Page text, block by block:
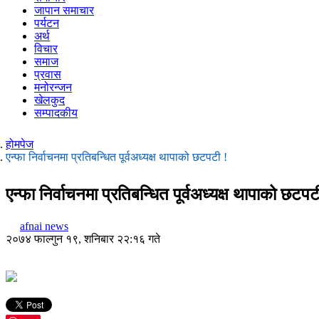
जापान समाचार
पर्यटन
अर्थ
विचार
समाज
प्रवास
मनोरन्जन
खेलकुद
सम्पादकीय
होमपेज
एन्फा निर्वाचनमा प्रतिबन्धित पूर्वअध्यक्ष थापाको छटपटी !
एन्फा निर्वाचनमा प्रतिबन्धित पूर्वअध्यक्ष थापाको
afnai news
२०७४ फाल्गुन १९, शनिबार २२:१६ गते